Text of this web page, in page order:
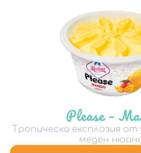
Please –
Тропическа експлозия от
меден